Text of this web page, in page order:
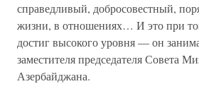
справедливый, добросовестный,
жизни, в отношениях… И это при
достиг высокого уровня — он
заместителя председателя Совета
Азербайджана.